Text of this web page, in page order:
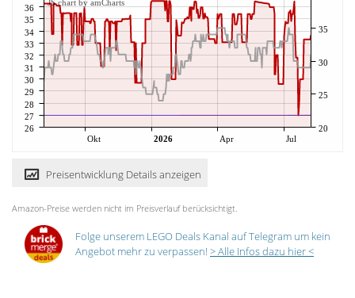
Okt 2026 Apr Jul
26
27
28
29
30
31
32
33
34
35
36
20
25
30
35
JS chart by amCharts
Preisentwicklung Details anzeigen
Amazon-Preise werden nicht im Preisverlauf berücksichtigt.
Folge unserem LEGO Deals Kanal auf Telegram um kein
Angebot mehr zu verpassen! > Alle Infos dazu hier <